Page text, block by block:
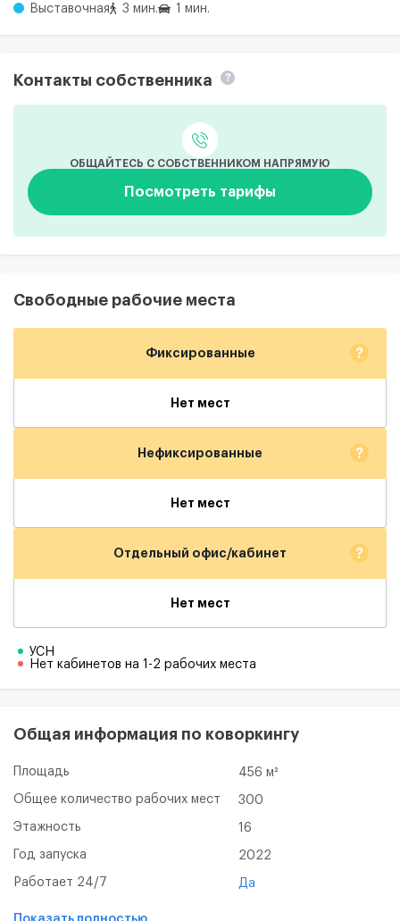
Выставочная
3 мин. 1 мин.
Контакты собственника ?
ОБЩАЙТЕСЬ С СОБСТВЕННИКОМ НАПРЯМУЮ
Посмотреть тарифы
Свободные рабочие места
Фиксированные ?
Нет мест
Нефиксированные ?
Нет мест
Отдельный офис/кабинет ?
Нет мест
УСН
Нет кабинетов на 1-2 рабочих места
Общая информация по коворкингу
Площадь 456 м²
Общее количество рабочих мест 300
Этажность 16
Год запуска 2022
Работает 24/7 Да